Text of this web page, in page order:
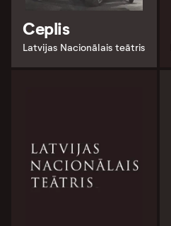
Ceplis
Latvijas Nacionālais teātris